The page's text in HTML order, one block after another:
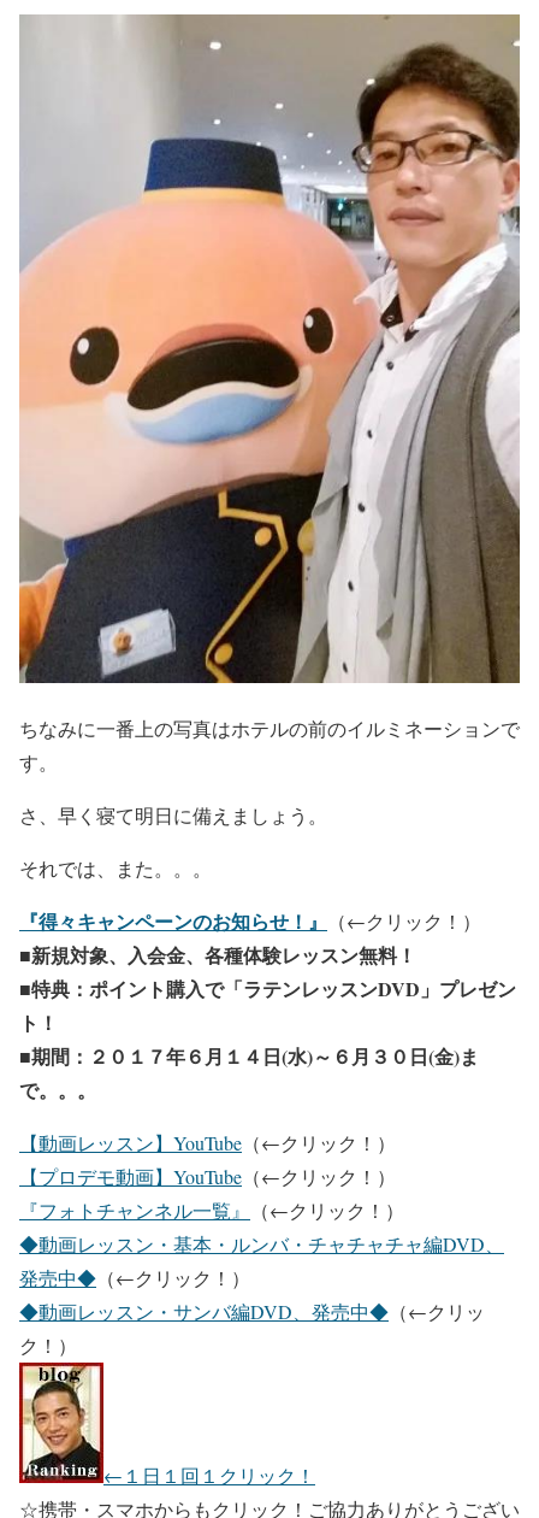
ちなみに一番上の写真はホテルの前のイルミネーションで
す。
さ、早く寝て明日に備えましょう。
それでは、また。。。
『得々キャンペーンのお知らせ！』 （←クリック！）
■新規対象、入会金、各種体験レッスン無料！
■特典：ポイント購入で「ラテンレッスンDVD」プレゼン
ト！
■期間：２０１７年６月１４日(水)～６月３０日(金)ま
で。。。
【動画レッスン】YouTube （←クリック！）
【プロデモ動画】YouTube （←クリック！）
『フォトチャンネル一覧』
（←クリック！）
◆動画レッスン・基本・ルンバ・チャチャチャ編DVD、
発売中◆ （←クリック！）
◆動画レッスン・サンバ編DVD、発売中◆ （←クリッ
ク！）
←１日１回１クリック！
☆携帯・スマホからもクリック！ご協力ありがとうござい